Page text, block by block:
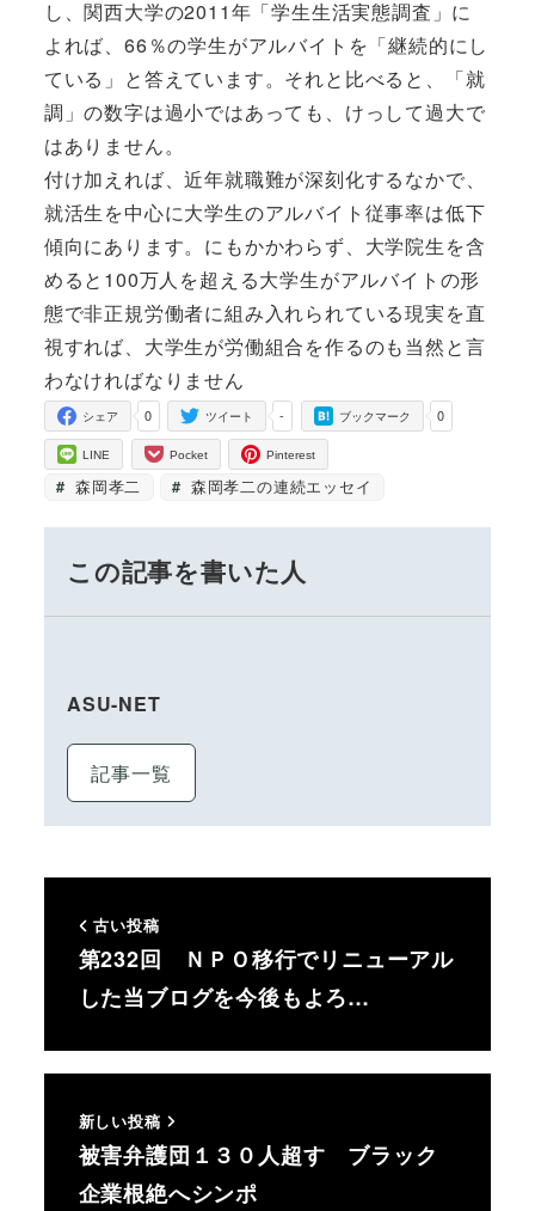
し、関西大学の2011年「学生生活実態調査」に
よれば、66％の学生がアルバイトを「継続的にし
ている」と答えています。それと比べると、「就
調」の数字は過小ではあっても、けっして過大で
はありません。
付け加えれば、近年就職難が深刻化するなかで、
就活生を中心に大学生のアルバイト従事率は低下
傾向にあります。にもかかわらず、大学院生を含
めると100万人を超える大学生がアルバイトの形
態で非正規労働者に組み入れられている現実を直
視すれば、大学生が労働組合を作るのも当然と言
わなければなりません
0
シェア -
ツイート 0
ブックマーク
LINE Pocket Pinterest
森岡孝二 森岡孝二の連続エッセイ
この記事を書いた人
ASU-NET
記事一覧
古い投稿
第232回 ＮＰＯ移行でリニューアル
した当ブログを今後もよろ…
新しい投稿
被害弁護団１３０人超す ブラック
企業根絶へシンポ